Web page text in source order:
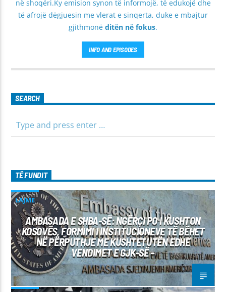
në shoqëri.Ky emision synon të informojë, të edukojë dhe
të afrojë dëgjuesin me vlerat e sinqerta, duke e mbajtur
gjithmonë ditën në fokus.
INFO AND EPISODES
SEARCH
TË FUNDIT
LAJME
AMBASADA E SHBA-SË: NGËRÇI PO I KUSHTON
KOSOVËS, FORMIMI I INSTITUCIONEVE TË BËHET
NË PËRPUTHJE ME KUSHTETUTËN EDHE
VENDIMET E GJK-SË –